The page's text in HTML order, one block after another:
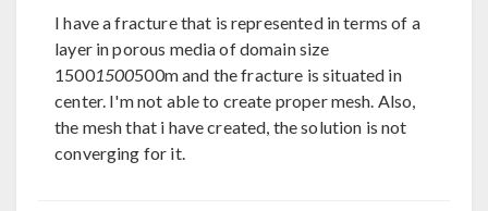
I have a fracture that is represented in terms of a
layer in porous media of domain size
15001500500m and the fracture is situated in
center. I'm not able to create proper mesh. Also,
the mesh that i have created, the solution is not
converging for it.